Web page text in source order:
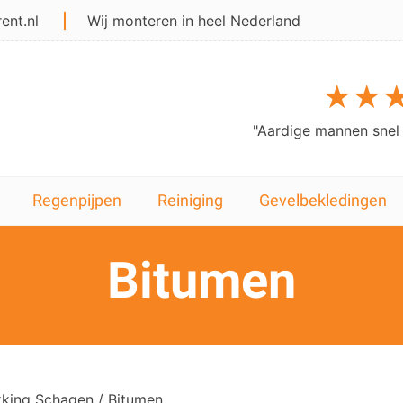
Wij monteren in heel Nederland
Bedankt..." "Prima mannen,
Regenpijpen Reiniging Gevelbekledingen
Bitumen